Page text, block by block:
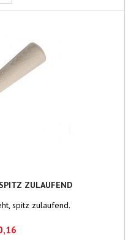
ZULAUFEND
spitz zulaufend.